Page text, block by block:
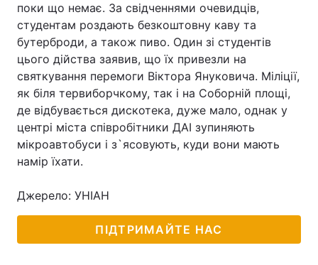
поки що немає. За свідченнями очевидців,
студентам роздають безкоштовну каву та
бутерброди, а також пиво. Один зі студентів
цього дійства заявив, що їх привезли на
святкування перемоги Віктора Януковича. Міліції,
як біля тервиборчкому, так і на Соборній площі,
де відбувається дискотека, дуже мало, однак у
центрі міста співробітники ДАІ зупиняють
мікроавтобуси і з`ясовують, куди вони мають
намір їхати.
Джерело: УНІАН
ПІДТРИМАЙТЕ НАС